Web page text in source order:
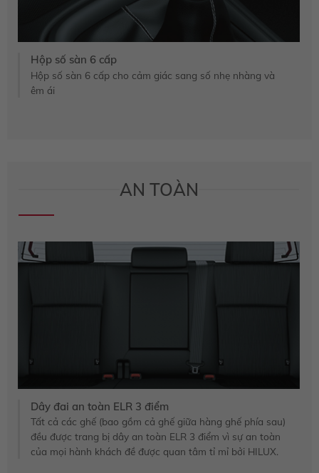
Hộp số sàn 6 cấp
Hộp số sàn 6 cấp cho cảm giác sang số nhẹ nhàng và
êm ái
AN TOÀN
Dây đai an toàn ELR 3 điểm
Tất cả các ghế (bao gồm cả ghế giữa hàng ghế phía sau)
đều được trang bị dây an toàn ELR 3 điểm vì sự an toàn
của mọi hành khách đề được quan tâm tỉ mỉ bởi HILUX.